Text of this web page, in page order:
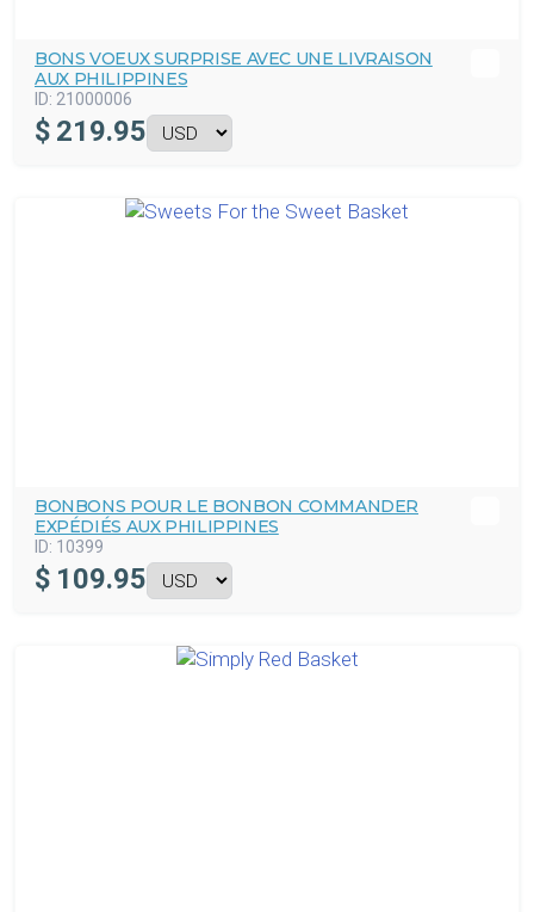
BONS VOEUX SURPRISE AVEC UNE LIVRAISON
AUX PHILIPPINES
ID: 21000006
$ 219.95
BONBONS POUR LE BONBON COMMANDER
EXPÉDIÉS AUX PHILIPPINES
ID: 10399
$ 109.95